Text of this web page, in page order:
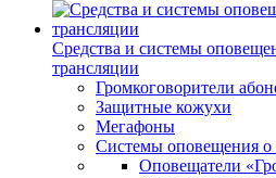
Средства и системы
трансляции
Громкоговорители
Защитные кожухи
Мегафоны
Системы оповещения о
Оповещатели